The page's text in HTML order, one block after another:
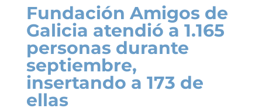
Fundación Amigos de
Galicia atendió a 1.165
personas durante
septiembre,
insertando a 173 de
ellas